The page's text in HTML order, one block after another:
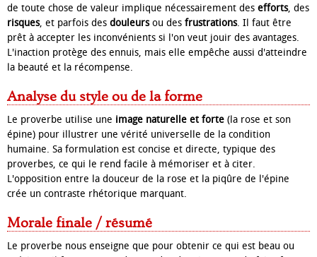
de toute chose de valeur implique nécessairement des efforts, des
risques, et parfois des douleursou des frustrations. Il faut être
prêt à accepter les inconvénients si l'on veut jouir des avantages.
L'inaction protège des ennuis, mais elle empêche aussi d'atteindre
la beauté et la récompense.
Analyse du style ou de la forme
Le proverbe utilise une image naturelle et forte (la rose et son
épine) pour illustrer une vérité universelle de la condition
humaine. Sa formulation est concise et directe, typique des
proverbes, ce qui le rend facile à mémoriser et à citer.
L'opposition entre la douceur de la rose et la piqûre de l'épine
crée un contraste rhétorique marquant.
Morale finale / résumé
Le proverbe nous enseigne que pour obtenir ce qui est beau ou